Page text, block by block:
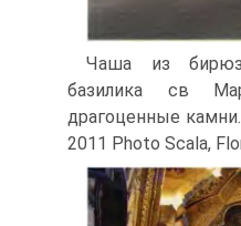
Чаша из
базилика св
драгоценные
2011 Photo Scala,